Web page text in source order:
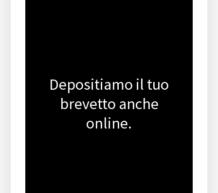
Depositiamo il tuo
brevetto anche
online.